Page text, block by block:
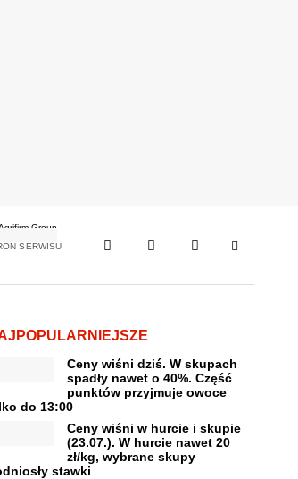
SERWISU
Ceny wiśni dziś. W skupach
spadły nawet o 40%. Część
punktów przyjmuje owoce
do 13:00
Ceny wiśni w hurcie i skupie
(23.07.). W hurcie nawet 20
zł/kg, wybrane skupy
stawki